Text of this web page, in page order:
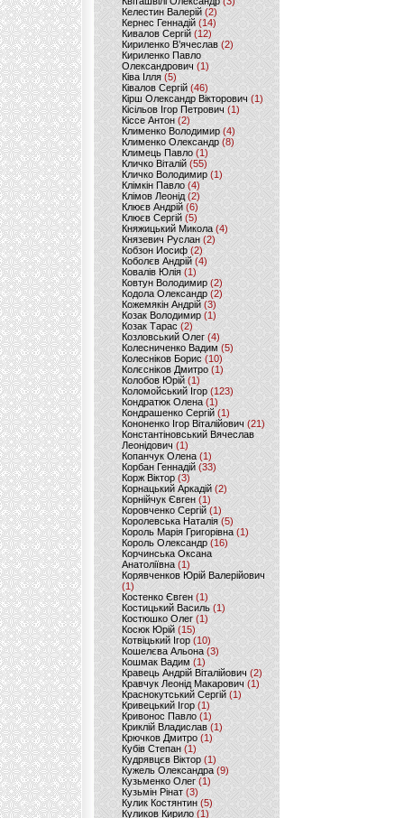
Келестин Валерій(2)
Кернес Геннадій (14)
Кивалов Сергій (12)
Кириленко В’ячеслав (2)
Кириленко Павло
Олександрович (1)
Ківа Ілля (5)
Ківалов Сергій(46)
Кірш Олександр Вікторович (1)
Кісільов Ігор Петрович (1)
Кіссе Антон (2)
Клименко Володимир(4)
Клименко Олександр (8)
Климець Павло (1)
Кличко Віталій(55)
Кличко Володимир (1)
Клімкін Павло (4)
Клімов Леонід(2)
Клюєв Андрій(6)
Клюєв Сергій (5)
Княжицький Микола(4)
Князевич Руслан (2)
Кобзон Иосиф(2)
Коболєв Андрій (4)
Ковалів Юлія(1)
Ковтун Володимир (2)
Кодола Олександр (2)
Кожемякін Андрій (3)
Козак Володимир (1)
Козак Тарас (2)
Козловський Олег(4)
Колесниченко Вадим (5)
Колесніков Борис (10)
Колєсніков Дмитро (1)
Колобов Юрій (1)
Коломойський Ігор (123)
Кондратюк Олена(1)
Кондрашенко Сергій (1)
Кононенко Ігор Віталійович (21)
Константіновський Вячеслав
Леонідович (1)
Копанчук Олена (1)
Корбан Геннадій (33)
Корж Віктор (3)
Корнацький Аркадій (2)
Корнійчук Євген (1)
Коровченко Сергій (1)
Королевська Наталія(5)
Король Марія Григорівна (1)
Король Олександр (16)
Корчинська Оксана
Анатоліївна (1)
Корявченков Юрій Валерійович
(1)
Костенко Євген (1)
Костицький Василь (1)
Костюшко Олег (1)
Косюк Юрій (15)
Котвіцький Ігор (10)
Кошелєва Альона(3)
Кошмак Вадим (1)
Кравець Андрій Віталійович (2)
Кравчук Леонід Макарович (1)
Краснокутський Сергій (1)
Кривецький Ігор (1)
Кривонос Павло (1)
Криклій Владислав (1)
Крючков Дмитро(1)
Кубів Степан(1)
Кудрявцєв Віктор (1)
Кужель Олександра (9)
Кузьменко Олег (1)
Кузьмін Рінат(3)
Кулик Костянтин(5)
Куликов Кирило (1)